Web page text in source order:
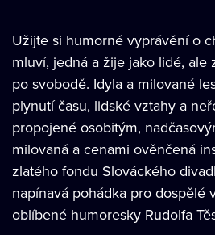
Užijte si humorné vyprávění o
mluví, jedná a žije jako lidé,
po svobodě. Idyla a milované
plynutí času, lidské vztahy a
propojené osobitým,
milovaná a cenami ověnčená
zlatého fondu Slováckého
napínavá pohádka pro dospělé
oblíbené humoresky Rudolfa